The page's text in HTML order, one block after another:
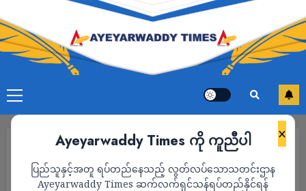
×
Ayeyarwaddy Times ကို ကူညီပါ
ပြည်သူနှင့်အတူ ရပ်တည်နေသည့် လွတ်လပ်သောသတင်းဌာန
Ayeyarwaddy Times ဆက်လက်ရှင်သန်ရပ်တည်နိုင်ရန်
များပြားလာ၊ သင်္ဃန်းကျွန်းတွင် အမျိုးသမီး ၆ ဦး ပိတ်မိနေပြီး ကယ်
ထုတ်ခဲ့ရ